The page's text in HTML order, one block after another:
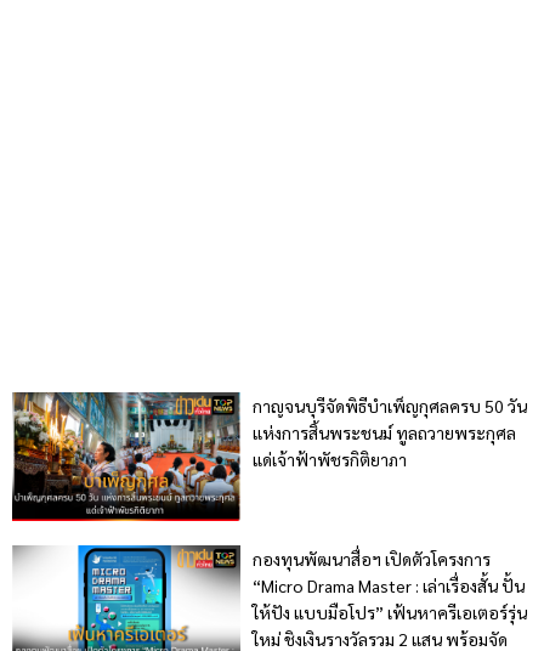
กาญจนบุรีจัดพิธีบำเพ็ญกุศลครบ 50 วัน
แห่งการสิ้นพระชนม์ ทูลถวายพระกุศล
แด่เจ้าฟ้าพัชรกิติยาภา
กองทุนพัฒนาสื่อฯ เปิดตัวโครงการ
“Micro Drama Master : เล่าเรื่องสั้น ปั้น
ให้ปัง แบบมือโปร” เฟ้นหาครีเอเตอร์รุ่น
ใหม่ ชิงเงินรางวัลรวม 2 แสน พร้อมจัด